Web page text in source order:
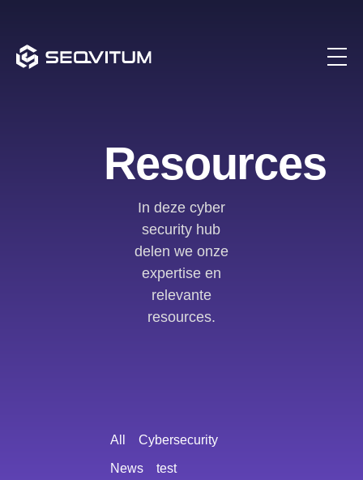
Resources
In deze cyber
security hub
delen we onze
expertise en
relevante
resources.
Cybersecurity
News test
All